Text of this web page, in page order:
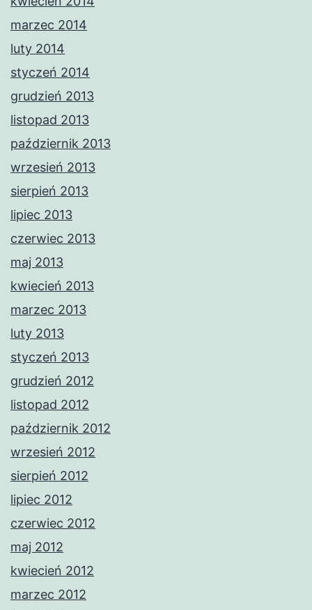
marzec 2014
luty 2014
styczeń 2014
grudzień 2013
listopad 2013
październik 2013
wrzesień 2013
sierpień 2013
lipiec 2013
czerwiec 2013
maj 2013
kwiecień 2013
marzec 2013
luty 2013
styczeń 2013
grudzień 2012
listopad 2012
październik 2012
wrzesień 2012
sierpień 2012
lipiec 2012
czerwiec 2012
maj 2012
kwiecień 2012
marzec 2012